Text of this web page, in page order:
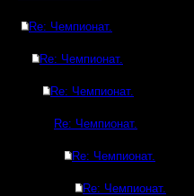
Re: Чемпионат.
Re: Чемпионат.
Re: Чемпионат.
Re: Чемпионат.
Re: Чемпионат.
Re: Чемпионат.